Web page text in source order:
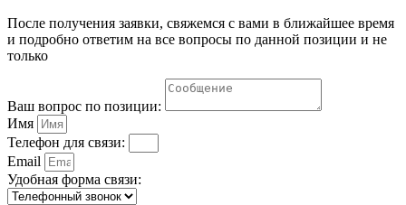
После получения заявки, свяжемся с вами в ближайшее время
и подробно ответим на все вопросы по данной позиции и не
только
Ваш вопрос по позиции:
Имя
Телефон для связи:
Email
Удобная форма связи: